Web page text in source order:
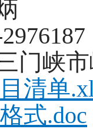
门峡
清单
式.doc